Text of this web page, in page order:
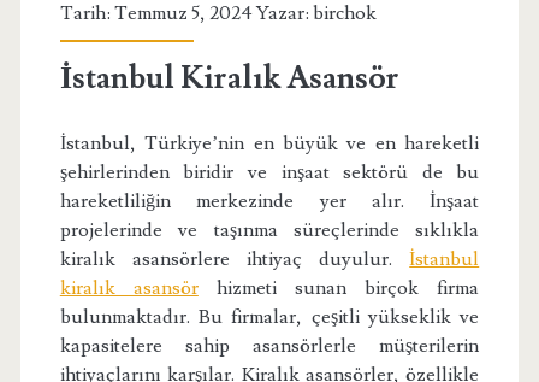
Tarih: Temmuz 5, 2024 Yazar: birchok
İstanbul Kiralık Asansör
İstanbul, Türkiye’nin en büyük ve en hareketli
şehirlerinden biridir ve inşaat sektörü de bu
hareketliliğin merkezinde yer alır. İnşaat
projelerinde ve taşınma süreçlerinde sıklıkla
kiralık asansörlere ihtiyaç duyulur.İstanbul
kiralık asansörhizmeti sunan birçok firma
bulunmaktadır. Bu firmalar, çeşitli yükseklik ve
kapasitelere sahip asansörlerle müşterilerin
ihtiyaçlarını karşılar. Kiralık asansörler, özellikle